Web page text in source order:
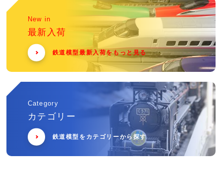
New in
最新入荷
鉄道模型最新入荷をもっと見る
Category
カテゴリー
鉄道模型をカテゴリーから探す